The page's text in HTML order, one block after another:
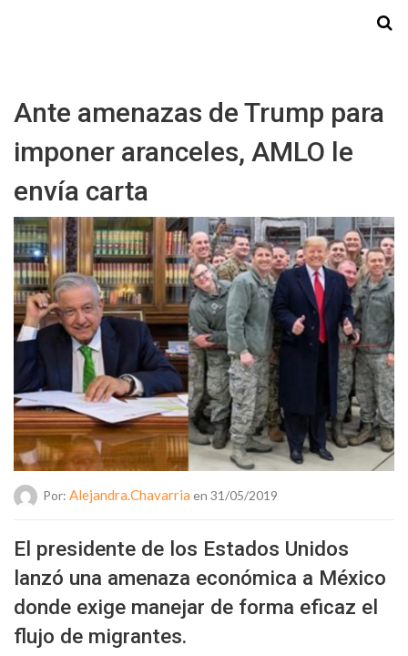
Ante amenazas de Trump para
imponer aranceles, AMLO le
envía carta
Por: Alejandra.chavarria en 31/05/2019
El presidente de los Estados Unidos
lanzó una amenaza económica a México
donde exige manejar de forma eficaz el
flujo de migrantes.